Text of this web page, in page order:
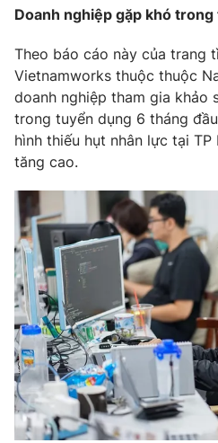
Học trực tuyến
Hitech Công nghệ tương lai
Sản phẩm
Thị trường
Tư vấn
Lịch phát sóng
Chuyên mục khác
Emagazine
Photo
Video
VTV Money
VTV Sức khoẻ
Doanh nghiệp gặp khó
Theo báo cáo này của trang
Vietnamworks thuộc thuộc
doanh nghiệp tham gia khảo
trong tuyển dụng 6 tháng
hình thiếu hụt nhân lực tại
tăng cao.